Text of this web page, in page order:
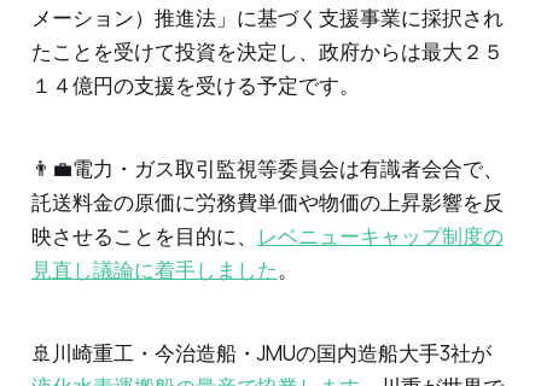
メーション）推進法」に基づく支援事業に採択され
たことを受けて投資を決定し、政府からは最大２５
１４億円の支援を受ける予定です。
👨‍💼電力・ガス取引監視等委員会は有識者会合で、
託送料金の原価に労務費単価や物価の上昇影響を反
映させることを目的に、
レベニューキャップ制度の
見直し議論に着手しました。
🚢川崎重工・今治造船・JMUの国内造船大手3社が